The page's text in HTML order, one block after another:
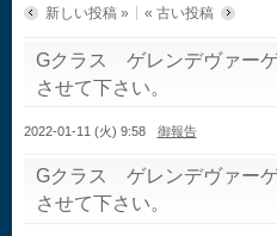
新しい投稿 » « 古い投稿
Gクラス ゲレンデヴァー
させて下さい。
2022-01-11 (火) 9:58 御報告
Gクラス ゲレンデヴァー
させて下さい。